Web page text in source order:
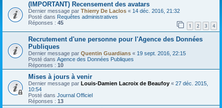
(IMPORTANT) Recensement des avatars
Dernier message par Thierry De Laclos « 14 déc. 2016, 21:32
Posté dans Requêtes administratives
Réponses : 45 1 2 3 4
Recrutement d'une personne pour l'Agence des Données
Publiques
Dernier message par Quentin Guardians « 19 sept. 2016, 22:15
Posté dans Agence des Données Publiques
Réponses : 10
Mises à jours à venir
Dernier message par Louis-Damien Lacroix de Beaufoy « 27 déc. 2015,
10:54
Posté dans Journal Officiel
Réponses : 13